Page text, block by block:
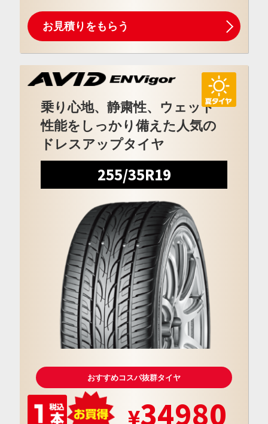
お見積りをもらう
乗り心地、静粛性、ウェット
性能をしっかり備えた人気の
ドレスアップタイヤ
255/35R19
おすすめコスパ抜群タイヤ
34980